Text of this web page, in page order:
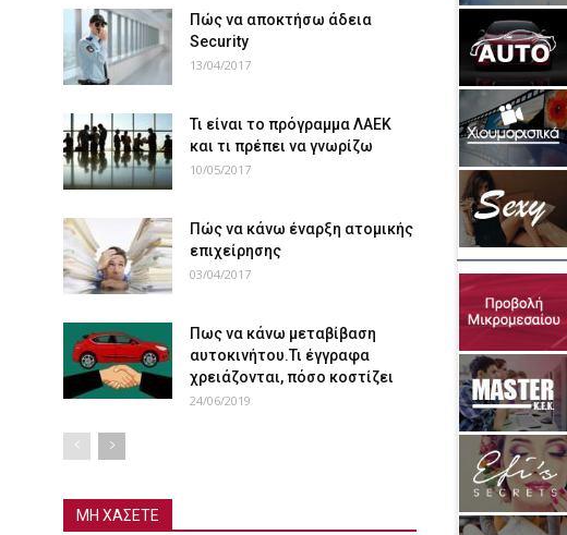
Πώς να αποκτήσω άδεια
Security
13/04/2017
Τι είναι το πρόγραμμα ΛΑΕΚ
και τι πρέπει να γνωρίζω
10/05/2017
Πώς να κάνω έναρξη ατομικής
επιχείρησης
03/04/2017
Πως να κάνω μεταβίβαση
αυτοκινήτου.Τι έγγραφα
χρειάζονται, πόσο κοστίζει
24/06/2019
ΜΗ ΧΑΣΕΤΕ